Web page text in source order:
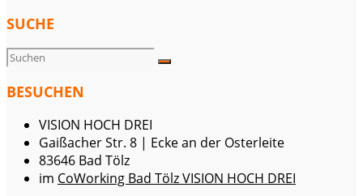
SUCHE
BESUCHEN
VISION HOCH DREI
Gaißacher Str. 8 | Ecke an der Osterleite
83646 Bad Tölz
im CoWorking Bad Tölz VISION HOCH DREI